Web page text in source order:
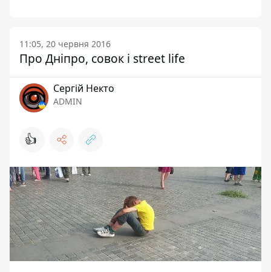
11:05, 20 червня 2016
Про Дніпро, совок і street life
Сергій Некто
ADMIN
👍